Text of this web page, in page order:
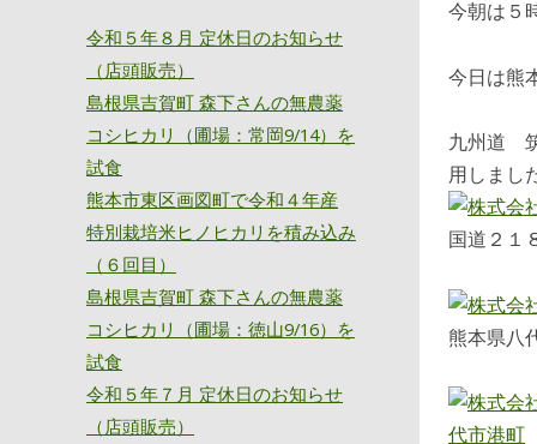
今朝は５
今日は熊
九州道
用しまし
国道２１
熊本県八
令和５年８月 定休日のお知らせ
（店頭販売）
島根県吉賀町 森下さんの無農薬
コシヒカリ（圃場：常岡9/14）を
試食
熊本市東区画図町で令和４年産
特別栽培米ヒノヒカリを積み込み
（６回目）
島根県吉賀町 森下さんの無農薬
コシヒカリ（圃場：徳山9/16）を
試食
令和５年７月 定休日のお知らせ
（店頭販売）